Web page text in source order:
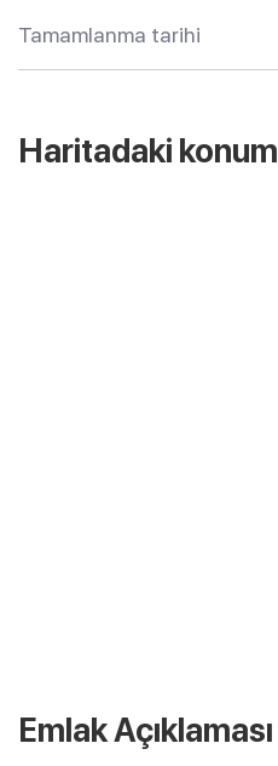
Tamamlanma tarihi
Haritadaki konum
Emlak Açıklaması